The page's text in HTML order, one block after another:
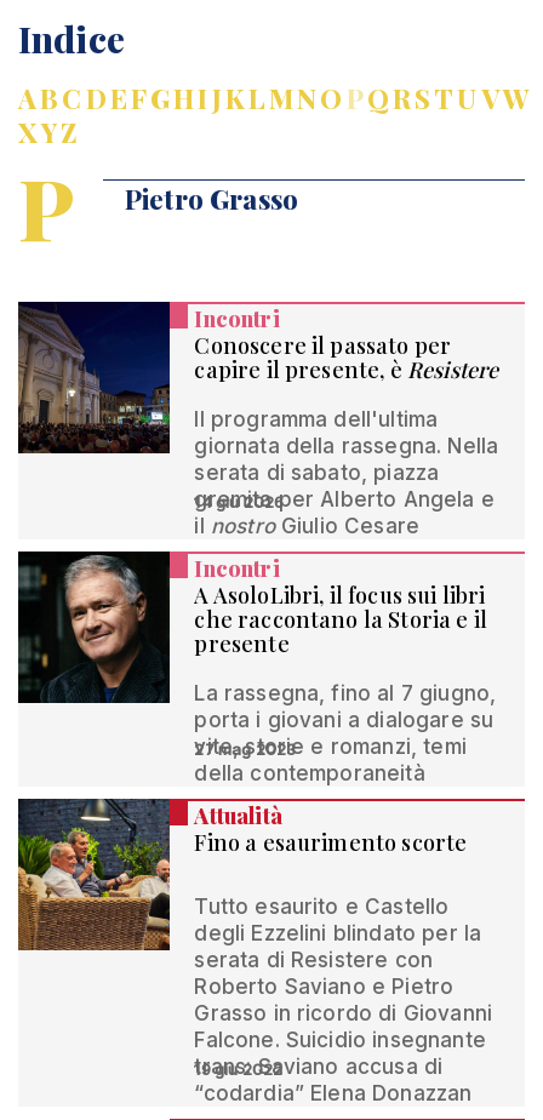
Indice
ABCDEFGHIJKLMNOPQRSTUVW
XYZ
P Pietro Grasso
Incontri
Conoscere il passato per
capire il presente, è Resistere
Il programma dell'ultima
giornata della rassegna. Nella
serata di sabato, piazza
gremita per Alberto Angela e
il nostroGiulio Cesare
14 giu 2026
Incontri
A AsoloLibri, il focus sui libri
che raccontano la Storia e il
presente
La rassegna, fino al 7 giugno,
porta i giovani a dialogare su
vite, storie e romanzi, temi
della contemporaneità
27 mag 2023
Attualità
Fino a esaurimento scorte
Tutto esaurito e Castello
degli Ezzelini blindato per la
serata di Resistere con
Roberto Saviano e Pietro
Grasso in ricordo di Giovanni
Falcone. Suicidio insegnante
trans: Saviano accusa di
“codardia” Elena Donazzan
19 giu 2022